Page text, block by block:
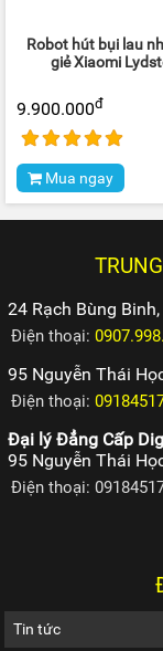
Robot hút bụi lau
giẻ Xiaomi
9.900.000đ
Mua ngay
24 Rạch Bùng Binh,
Điện thoại:
95 Nguyễn Thái
Điện thoại:
Đại lý Đẳng Cấp
95 Nguyễn Thái
Điện thoại:
Tin tức